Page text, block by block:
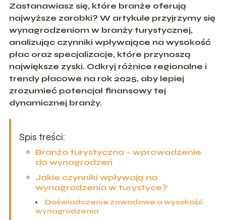
Zastanawiasz się, które branże oferują
najwyższe zarobki? W artykule przyjrzymy się
wynagrodzeniom w branży turystycznej,
analizując czynniki wpływające na wysokość
płac oraz specjalizacje, które przynoszą
największe zyski. Odkryj różnice regionalne i
trendy płacowe na rok 2025, aby lepiej
zrozumieć potencjał finansowy tej
dynamicznej branży.
Spis treści:
Branża turystyczna – wprowadzenie
do wynagrodzeń
Jakie czynniki wpływają na
wynagrodzenia w turystyce?
Doświadczenie zawodowe a wysokość
wynagrodzenia